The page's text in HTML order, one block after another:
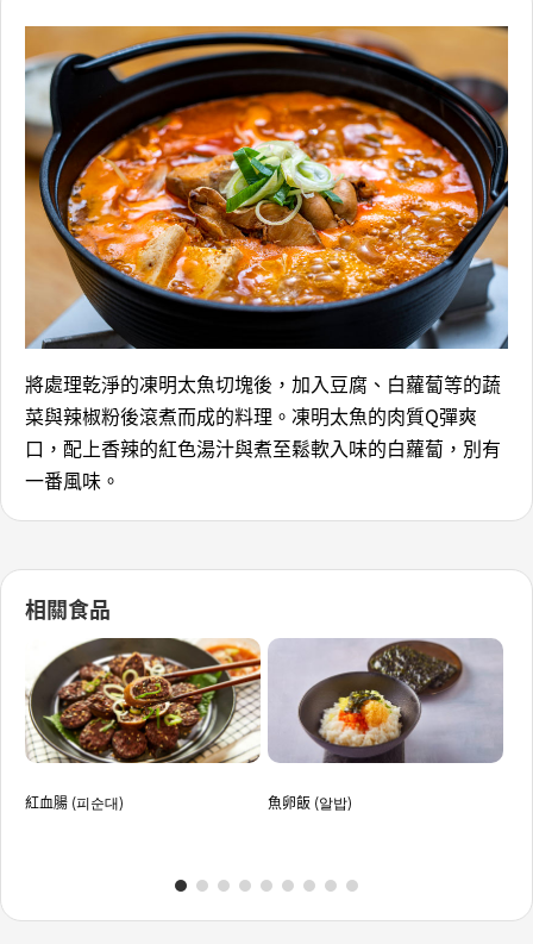
將處理乾淨的凍明太魚切塊後，加入豆腐、白蘿蔔等的蔬
菜與辣椒粉後滾煮而成的料理。凍明太魚的肉質Q彈爽
口，配上香辣的紅色湯汁與煮至鬆軟入味的白蘿蔔，別有
一番風味。
相關食品
紅血腸 (피순대) 魚卵飯 (알밥)